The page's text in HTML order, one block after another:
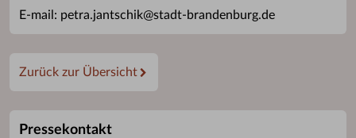
E-mail: petra.jantschik@stadt-brandenburg.de
Zurück zur Übersicht
Pressekontakt